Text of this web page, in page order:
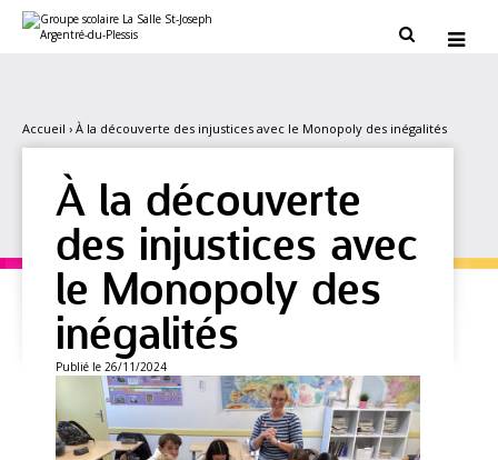
contenu.
personnels
 
Accueil › À la découverte des injustices avec le Monopoly des inégalités
À la découverte
des injustices avec
le Monopoly des
inégalités
Publié le 26/11/2024